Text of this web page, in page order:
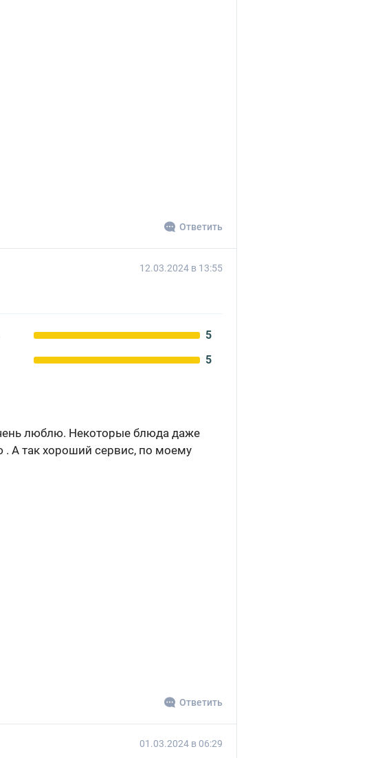
Ответить
12.03.2024 в 13:55
5
5
люблю. Некоторые блюда даже
. А так хороший сервис, по моему
Ответить
01.03.2024 в 06:29